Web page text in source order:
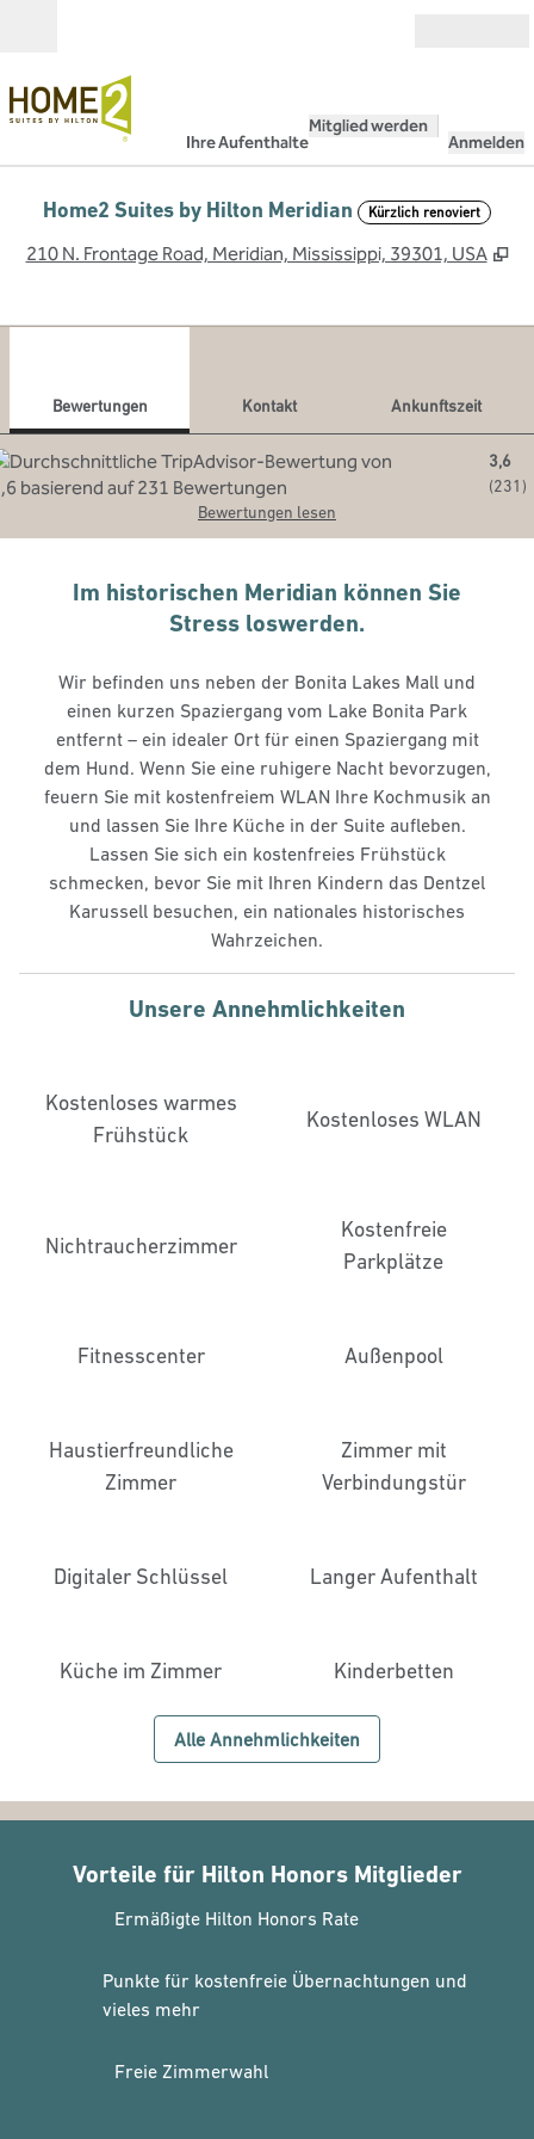
Ihre Aufenthalte
Mitglied werden
Anmelden
Home2 Suites by Hilton Meridian Kürzlich renoviert
210 N. Frontage Road, Meridian, Mississippi, 39301, USA ,
Bewertungen Kontakt
Ankunftszeit
3,6
(231)
Bewertungen lesen
Im historischen Meridian können Sie
Stress loswerden.
Wir befinden uns neben der Bonita Lakes Mall und
einen kurzen Spaziergang vom Lake Bonita Park
entfernt – ein idealer Ort für einen Spaziergang mit
dem Hund. Wenn Sie eine ruhigere Nacht bevorzugen,
feuern Sie mit kostenfreiem WLAN Ihre Kochmusik an
und lassen Sie Ihre Küche in der Suite aufleben.
Lassen Sie sich ein kostenfreies Frühstück
schmecken, bevor Sie mit Ihren Kindern das Dentzel
Karussell besuchen, ein nationales historisches
Wahrzeichen.
Unsere Annehmlichkeiten
Kostenloses warmes
Frühstück
Kostenloses WLAN
Nichtraucher­zimmer
Kostenfreie
Parkplätze
Fitnesscenter Außenpool
Haustier­freundliche
Zimmer
Zimmer mit
Verbindungstür
Digitaler Schlüssel Langer Aufenthalt
Küche im Zimmer Kinderbetten
Alle Annehmlichkeiten
Vorteile für Hilton Honors Mitglieder
Ermäßigte Hilton Honors Rate
Punkte für kostenfreie Übernachtungen und
vieles mehr
Freie Zimmerwahl